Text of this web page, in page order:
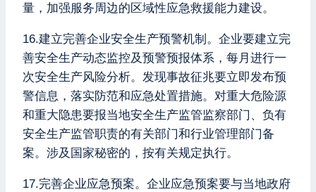
量，加强服务周边的区域性应急救援能力建设。
16.建立完善企业安全生产预警机制。企业要建立完
善安全生产动态监控及预警预报体系，每月进行一
次安全生产风险分析。发现事故征兆要立即发布预
警信息，落实防范和应急处置措施。对重大危险源
和重大隐患要报当地安全生产监管监察部门、负有
安全生产监管职责的有关部门和行业管理部门备
案。涉及国家秘密的，按有关规定执行。
17.完善企业应急预案。企业应急预案要与当地政府